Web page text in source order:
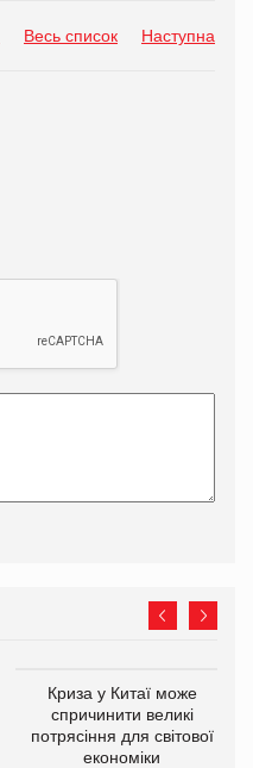
Весь список Наступна
Криза у Китаї може
спричинити великі
потрясіння для світової
економіки